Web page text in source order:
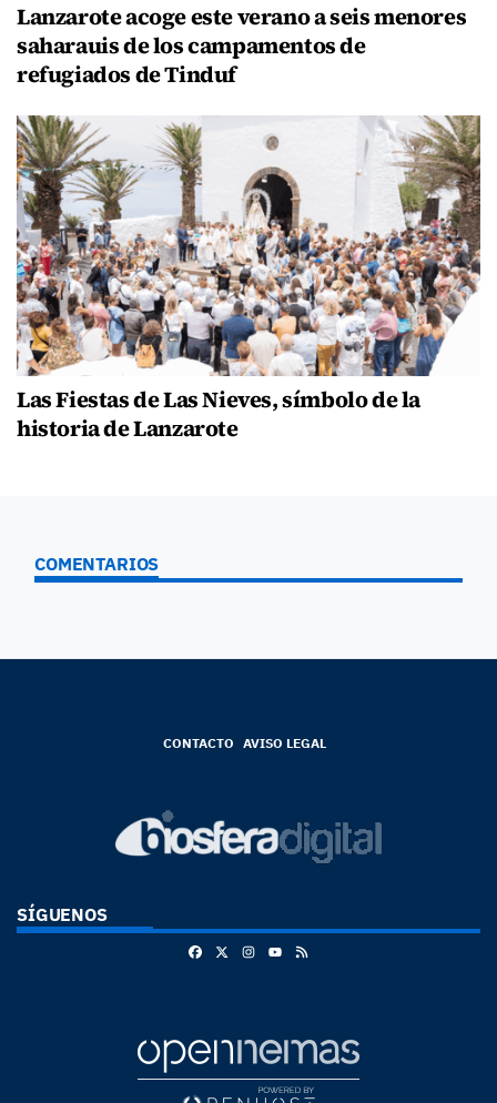
Lanzarote acoge este verano a seis menores
saharauis de los campamentos de
refugiados de Tinduf
Las Fiestas de Las Nieves, símbolo de la
historia de Lanzarote
COMENTARIOS
CONTACTO AVISO LEGAL
SÍGUENOS
FacebookInstagram